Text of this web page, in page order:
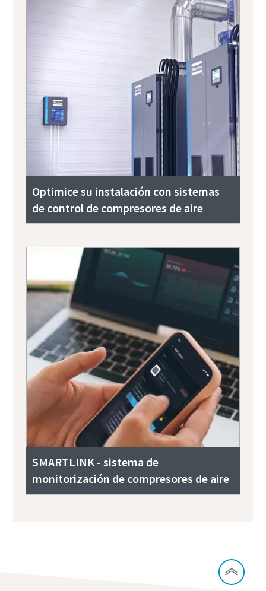
Optimice su instalación con sistemas
de control de compresores de aire
SMARTLINK - sistema de
monitorización de compresores de aire